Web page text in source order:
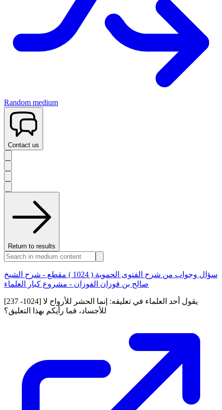
Random medium
Contact us
Return to results
سؤال وجواب من شرح الفتوى الحموية ( 1024 ) مقطع - شرح الشيخ
صالح بن فوزان الفوزان - مشروع كبار العلماء
[237 -1024] يقول أحد العلماء في تعليقه: إنما الحشر للأرواح لا
للأجساد، فما رأيكم بهذا التعليق؟